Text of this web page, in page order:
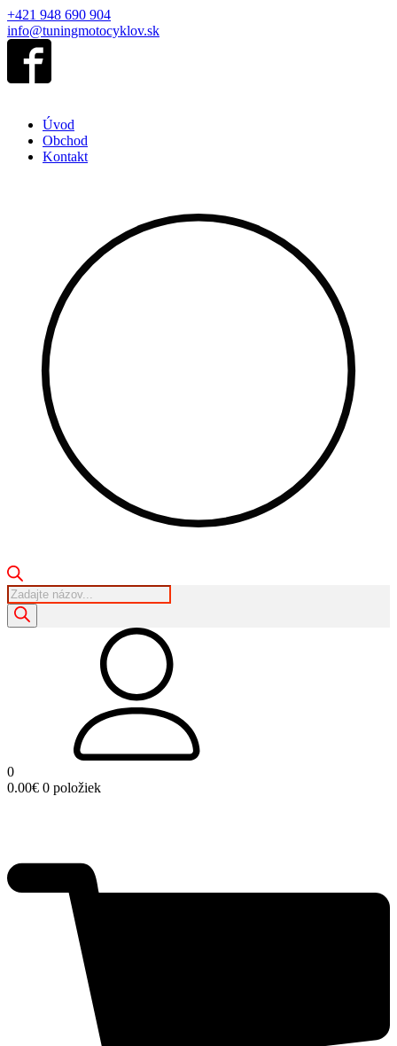
+421 948 690 904
info@tuningmotocyklov.sk
Úvod
Obchod
Kontakt
Products
search
0
0.00€ 0 položiek